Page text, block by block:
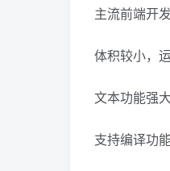
主流前端开
体积较小，
文本功能强大
支持编译功